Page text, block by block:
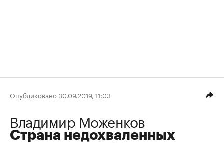
Опубликовано 30.09.2019, 11:03
Владимир Моженков
Страна недохваленных